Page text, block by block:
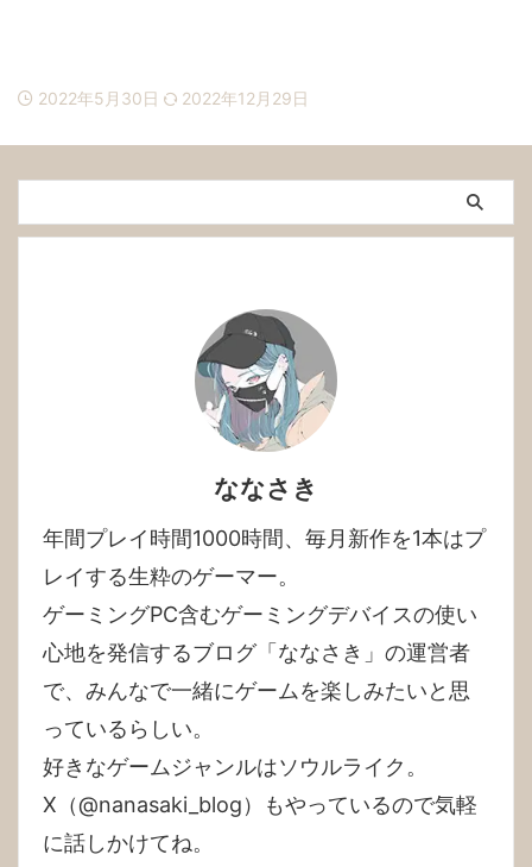
2022年5月30日 2022年12月29日
ななさき
年間プレイ時間1000時間、毎月新作を1本はプ
レイする生粋のゲーマー。
ゲーミングPC含むゲーミングデバイスの使い
心地を発信するブログ「ななさき」の運営者
で、みんなで一緒にゲームを楽しみたいと思
っているらしい。
好きなゲームジャンルはソウルライク。
X（@nanasaki_blog）もやっているので気軽
に話しかけてね。